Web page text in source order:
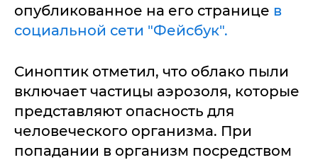
опубликованное на его странице в
социальной сети "Фейсбук".
Синоптик отметил, что облако пыли
включает частицы аэрозоля, которые
представляют опасность для
человеческого организма. При
попадании в организм посредством